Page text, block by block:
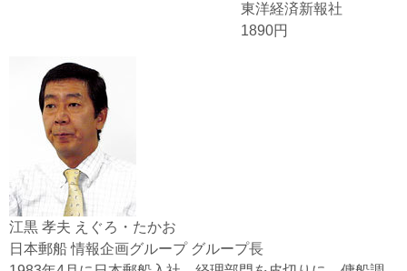
東洋経済新報社
1890円
江黒 孝夫 えぐろ・たかお
日本郵船 情報企画グループ グループ長